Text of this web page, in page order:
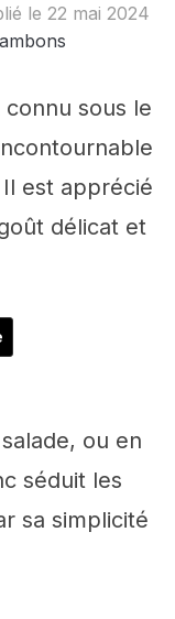
le 22 mai 2024
sous le
Il est apprécié
délicat et
ou en
séduit les
sa simplicité